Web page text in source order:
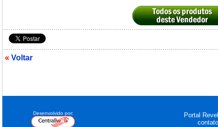
« Voltar
Desenvolvido por:
Portal